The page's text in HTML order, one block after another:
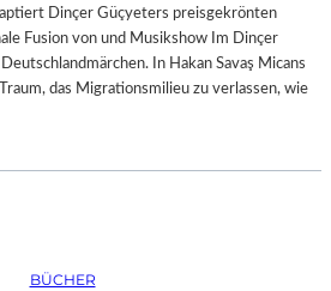
Dinçer Güçyeters preisgekrönten
Fusion von und Musikshow Im Dinçer
In Hakan Savaş Micans
das Migrationsmilieu zu verlassen, wie
BÜCHER